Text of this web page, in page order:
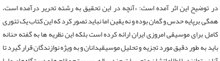
در توضیح این اثر آمده است: «آنچه در این تحقیق به رشته‌ تحریر درآمده است،
همگی برپایه حدس و گمان بوده و نه یقین اما نباید تصور کرد که این کتاب یک تئوری
کامل برای موسیقی امروزی‌ ایران ارائه کرده است بلکه این نظریه‌ ها به گفته‌ حنانه
باید به ‌طور دقیق مورد تجزیه و تحلیل موسیقیدانان و به ویژه‌ نوازندگان قرار گیرد تا